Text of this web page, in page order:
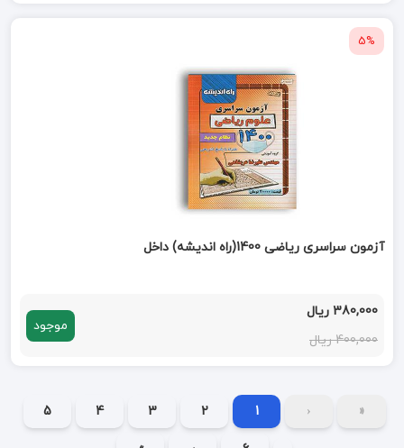
5%
آزمون سراسری ریاضی 1400(راه اندیشه) داخل
380,000 ریال
400,000 ریال
موجود
«
‹
1
2
3
4
5